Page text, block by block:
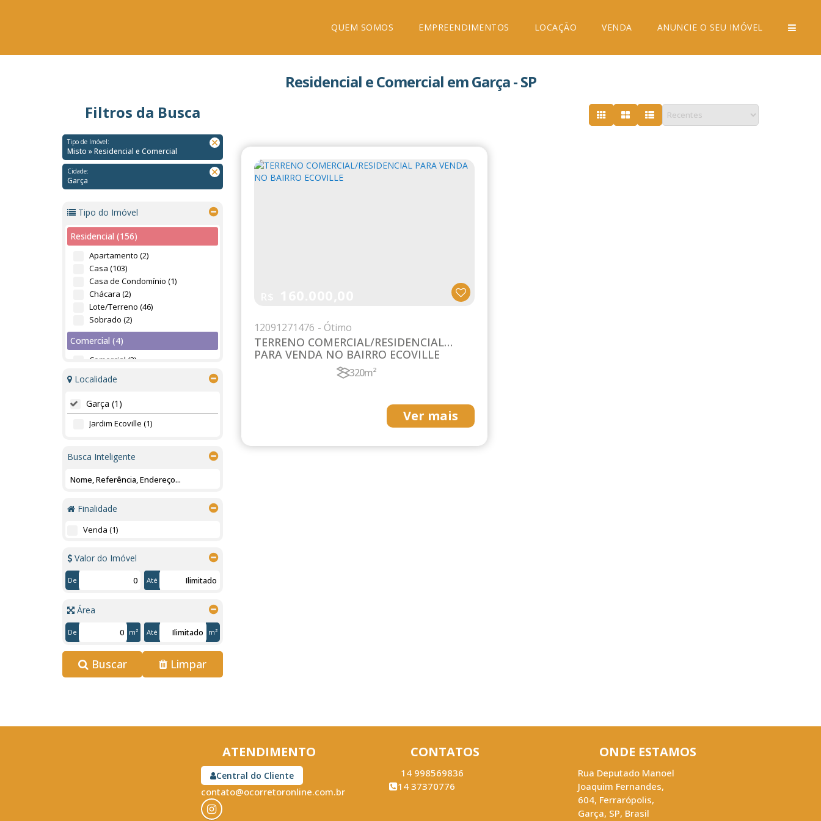
ANUNCIE O SEU IMÓVEL
VENDA
LOCAÇÃO
EMPREENDIMENTOS
QUEM SOMOS
Residencial e Comercial em Garça - SP
Filtros da Busca
Tipo de Imóvel:
Misto » Residencial e Comercial
Cidade:
Garça
Tipo do Imóvel
Residencial (156)
Apartamento (2)
Casa (103)
Casa de Condomínio (1)
Chácara (2)
Lote/Terreno (46)
Sobrado (2)
Comercial (4)
Comercial (3)
Prédio industrial (2)
Hotel Office (1)
Residencial e Comercial (1)
Rural (1)
Fazenda (1)
Localidade
Garça (1)
Jardim Ecoville (1)
Busca Inteligente
Finalidade
Venda (1)
Valor do Imóvel
De Até
Área
De m² Até m²
Buscar Limpar
TERRENO COMERCIAL/RESIDENCIAL
PARA VENDA NO BAIRRO ECOVILLE
12091271476
320m²
Ver mais
ATENDIMENTO
Central do Cliente
contato@ocorretoronline.com.br
CONTATOS
14 998569836
14 37370776
ONDE ESTAMOS
Rua Deputado Manoel
Joaquim Fernandes,
604, Ferrarópolis,
Garça, SP, Brasil